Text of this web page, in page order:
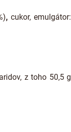
,cukor, emulgátor:
z toho 50,5 g